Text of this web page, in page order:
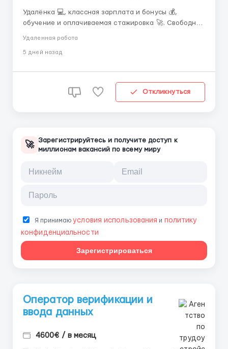
Удалёнка 💻, классная зарплата и бонусы 💰,
обучение и оплачиваемая стажировка 🚀. Свободный
умение общаться с людьми 💬. Если отзывается —
Удаленная работа
5 дней назад
Откликнуться
🚀 Зарегистрируйтесь и получите доступ к
миллионам вакансий по всему миру
Я принимаюусловия использования и политику
конфиденциальности
Зарегистрироваться
Оператор верификации и
ввода данных
4600€ / в месяц